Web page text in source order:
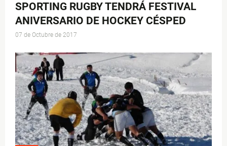
SPORTING RUGBY TENDRÁ FESTIVAL
ANIVERSARIO DE HOCKEY CÉSPED
07 de Octubre de 2017